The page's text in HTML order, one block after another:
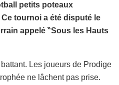
petits poteaux
Ce tournoi a été disputé le
appelé ‶Sous les Hauts
Les joueurs de Prodige
ne lâchent pas prise.